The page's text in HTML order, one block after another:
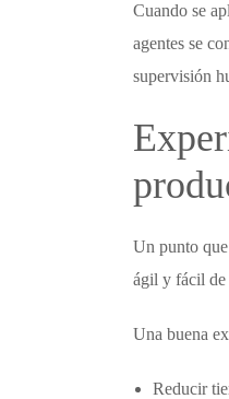
Cuando se
agentes se
supervisión
Un punto que
ágil y fácil de
Una buena
Reducir